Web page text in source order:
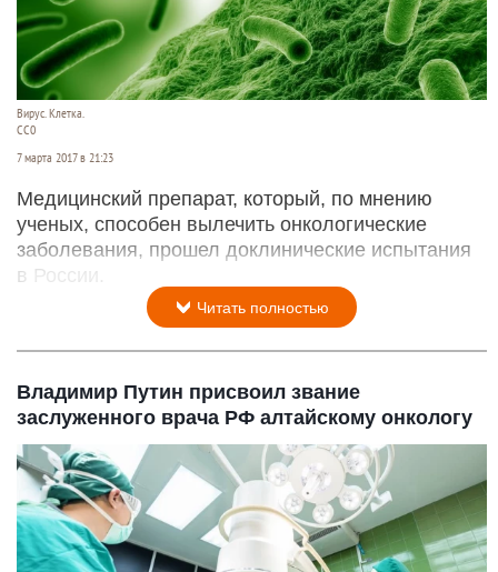
Вирус. Клетка.
СС0
7 марта 2017 в 21:23
Медицинский препарат, который, по мнению
ученых, способен вылечить онкологические
заболевания, прошел доклинические испытания
в России.
Читать полностью
Владимир Путин присвоил звание
заслуженного врача РФ алтайскому онкологу